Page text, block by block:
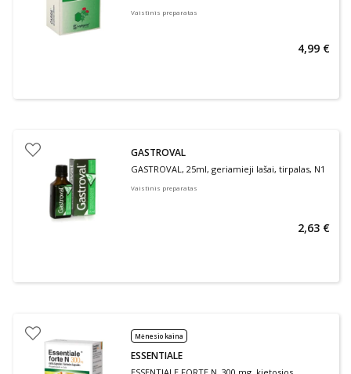
Vaistinis preparatas
4,99 €
GASTROVAL
GASTROVAL, 25ml, geriamieji lašai, tirpalas, N1
Vaistinis preparatas
2,63 €
Mėnesio kaina
ESSENTIALE